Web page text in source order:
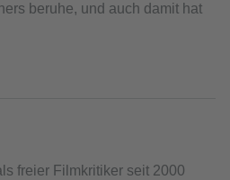
beruhe, und auch damit hat
freier Filmkritiker seit 2000